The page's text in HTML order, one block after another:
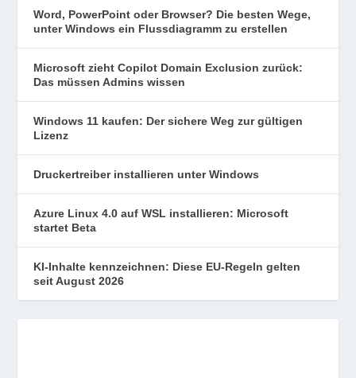
Word, PowerPoint oder Browser? Die besten Wege,
unter Windows ein Flussdiagramm zu erstellen
Microsoft zieht Copilot Domain Exclusion zurück:
Das müssen Admins wissen
Windows 11 kaufen: Der sichere Weg zur gültigen
Lizenz
Druckertreiber installieren unter Windows
Azure Linux 4.0 auf WSL installieren: Microsoft
startet Beta
KI-Inhalte kennzeichnen: Diese EU-Regeln gelten
seit August 2026